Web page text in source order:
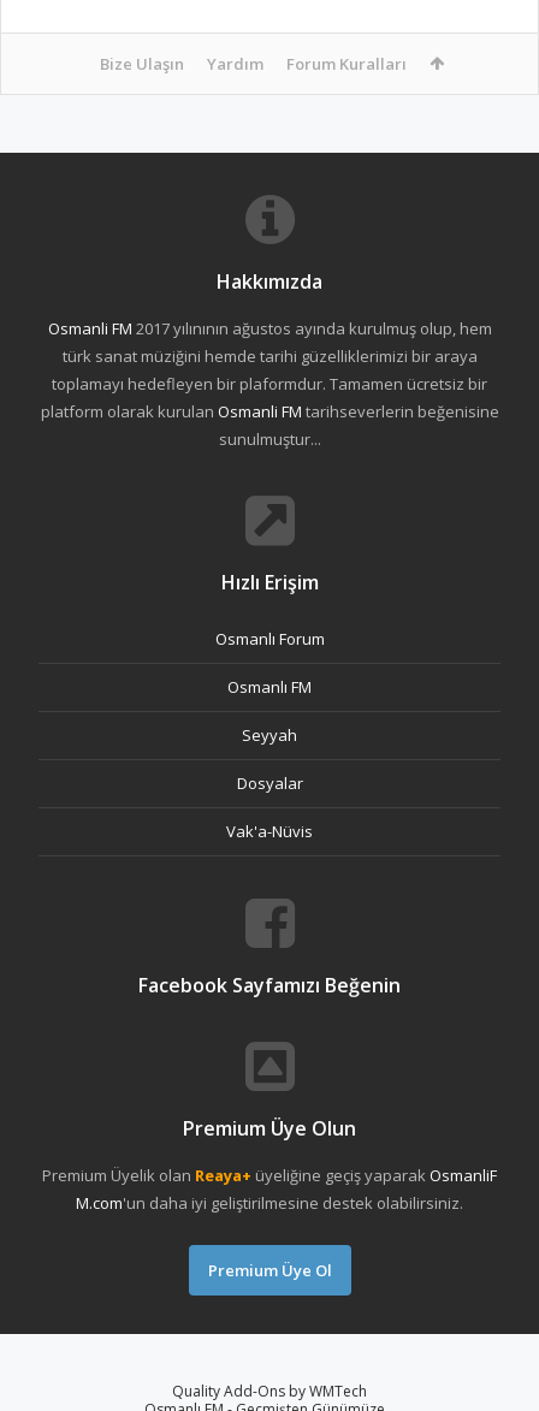
Bize Ulaşın Yardım Forum Kuralları
Hakkımızda
Osmanli FM 2017 yılınının ağustos ayında kurulmuş olup, hem
türk sanat müziğini hemde tarihi güzelliklerimizi bir araya
toplamayı hedefleyen bir plaformdur. Tamamen ücretsiz bir
platform olarak kurulan Osmanli FM tarihseverlerin beğenisine
sunulmuştur...
Hızlı Erişim
Osmanlı Forum
Osmanlı FM
Seyyah
Dosyalar
Vak'a-Nüvis
Facebook Sayfamızı Beğenin
Premium Üye Olun
Premium Üyelik olan Reaya+ üyeliğine geçiş yaparakOsmanliF
M.com'un daha iyi geliştirilmesine destek olabilirsiniz.
Premium Üye Ol
Quality Add-Ons by WMTech